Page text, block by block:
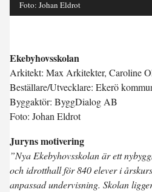
Foto: Johan Eldrot
Ekebyhovsskolan
Arkitekt: Max Arkitekter, Caroline
Beställare/Utvecklare: Ekerö
Byggaktör: ByggDialog AB
Foto: Johan Eldrot
Juryns motivering
”Nya Ekebyhovsskolan är ett
och idrotthall för 840 elever i
anpassad undervisning. Skolan